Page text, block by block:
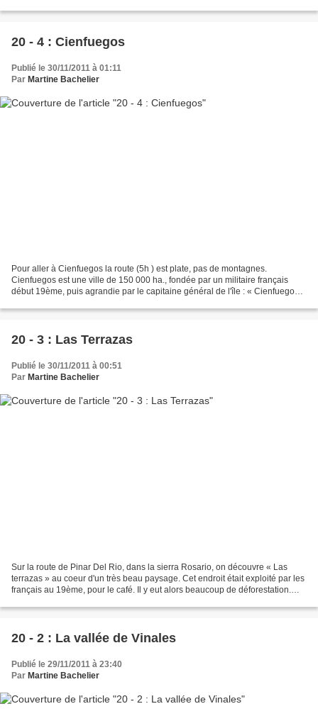
20 - 4 : Cienfuegos
Publié le 30/11/2011 à 01:11
Par Martine Bachelier
Pour aller à Cienfuegos la route (5h ) est plate, pas de montagnes.
Cienfuegos est une ville de 150 000 ha., fondée par un militaire français
début 19ème, puis agrandie par le capitaine général de l'île : « Cienfuegos
20 - 3 : Las Terrazas
Publié le 30/11/2011 à 00:51
Par Martine Bachelier
Sur la route de Pinar Del Rio, dans la sierra Rosario, on découvre « Las
terrazas » au coeur d'un très beau paysage. Cet endroit était exploité par les
français au 19ème, pour le café. Il y eut alors beaucoup de déforestation.
20 - 2 : La vallée de Vinales
Publié le 29/11/2011 à 23:40
Par Martine Bachelier